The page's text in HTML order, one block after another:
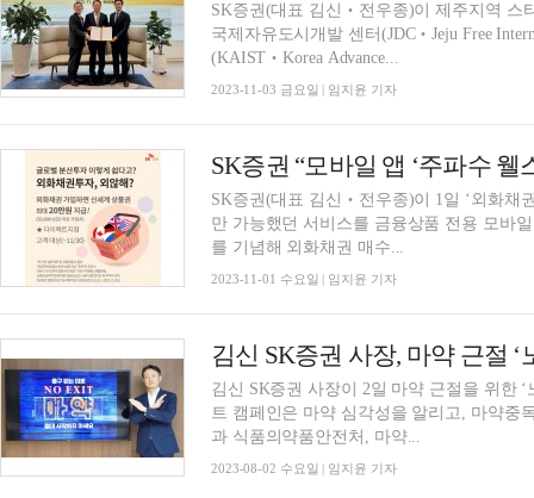
SK증권(대표 김신‧전우종)이 제주지역 스
국제자유도시개발 센터(JDC‧Jeju Free
(KAIST‧Korea Advance...
2023-11-03 금요일 | 임지윤 기자
SK증권(대표 김신‧전우종)이 1일 ‘외화채
만 가능했던 서비스를 금융상품 전용 모바
를 기념해 외화채권 매수...
2023-11-01 수요일 | 임지윤 기자
김신 SK증권 사장, 마약 근절 ‘
김신 SK증권 사장이 2일 마약 근절을 위한
트 캠페인은 마약 심각성을 알리고, 마약중
과 식품의약품안전처, 마약...
2023-08-02 수요일 | 임지윤 기자